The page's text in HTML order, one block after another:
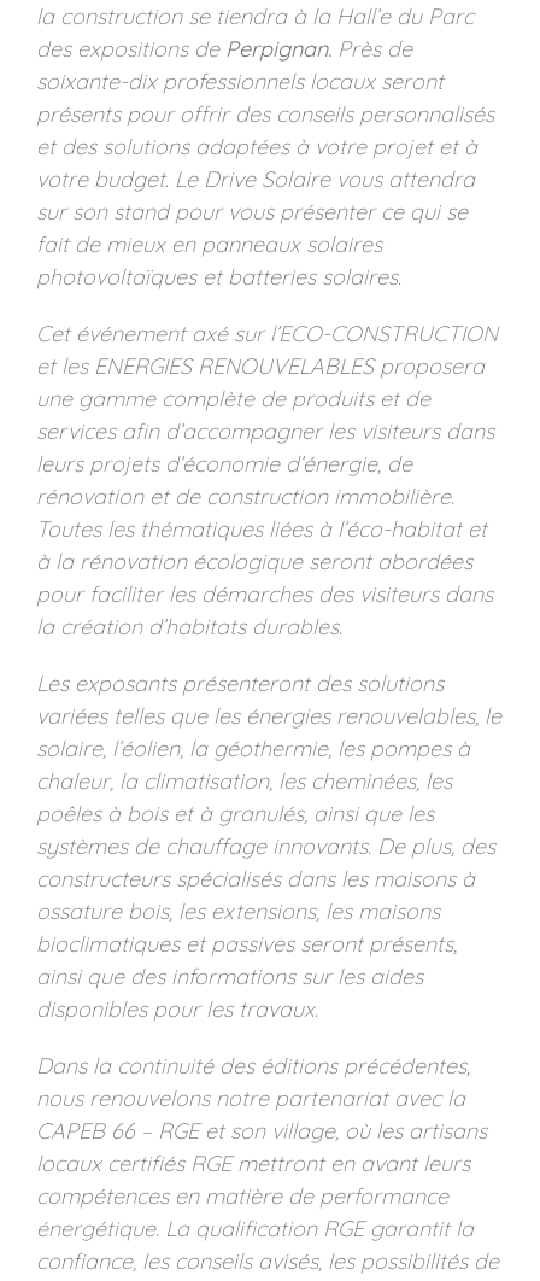
la construction se tiendra à la Hall’e du Parc
des expositions de Perpignan.Près de
soixante-dix professionnels locaux seront
présents pour offrir des conseils personnalisés
et des solutions adaptées à votre projet et à
votre budget. Le Drive Solaire vous attendra
sur son stand pour vous présenter ce qui se
fait de mieux en panneaux solaires
photovoltaïques et batteries solaires.
Cet événement axé sur l’ECO-CONSTRUCTION
et les ENERGIES RENOUVELABLES proposera
une gamme complète de produits et de
services afin d’accompagner les visiteurs dans
leurs projets d’économie d’énergie, de
rénovation et de construction immobilière.
Toutes les thématiques liées à l’éco-habitat et
à la rénovation écologique seront abordées
pour faciliter les démarches des visiteurs dans
la création d’habitats durables.
Les exposants présenteront des solutions
variées telles que les énergies renouvelables, le
solaire, l’éolien, la géothermie, les pompes à
chaleur, la climatisation, les cheminées, les
poêles à bois et à granulés, ainsi que les
systèmes de chauffage innovants. De plus, des
constructeurs spécialisés dans les maisons à
ossature bois, les extensions, les maisons
bioclimatiques et passives seront présents,
ainsi que des informations sur les aides
disponibles pour les travaux.
Dans la continuité des éditions précédentes,
nous renouvelons notre partenariat avec la
CAPEB 66 – RGE et son village, où les artisans
locaux certifiés RGE mettront en avant leurs
compétences en matière de performance
énergétique. La qualification RGE garantit la
confiance, les conseils avisés, les possibilités de